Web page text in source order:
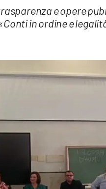
e opere
in ordine e